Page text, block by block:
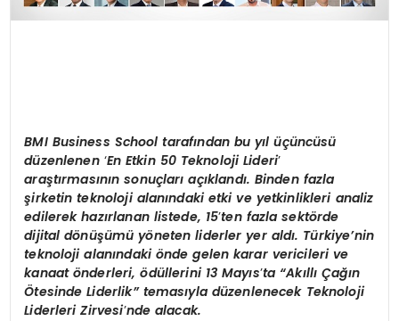
BMI Business School tarafından bu yıl üçüncüsü
düzenlenen ‘En Etkin 50 Teknoloji Lideri’
araştırmasının sonuçları açıklandı. Binden fazla
şirketin teknoloji alanındaki etki ve yetkinlikleri analiz
edilerek hazırlanan listede, 15’ten fazla sektörde
dijital dönüşümü yöneten liderler yer aldı. Türkiye’nin
teknoloji alanındaki önde gelen karar vericileri ve
kanaatönderleri,ödüllerini 13 Mayıs’ta “Akıllı Çağın
Ötesinde Liderlik”temasıyla düzenlenecek Teknoloji
Liderleri Zirvesi’nde alacak.